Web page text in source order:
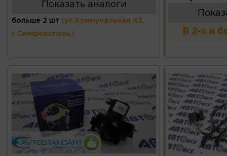
Показать аналоги
больше 2 шт (ул.Коммунальная 43,
г.Симферополь) В 2-х и